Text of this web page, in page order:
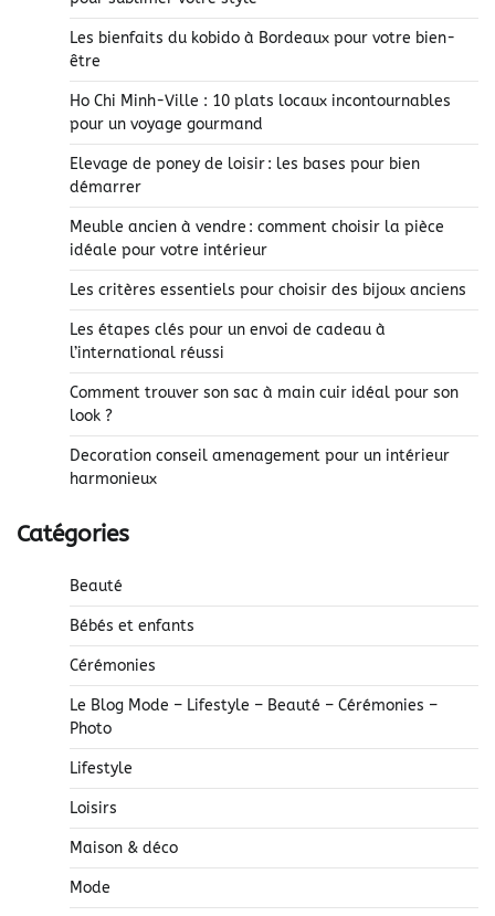
Les bienfaits du kobido à Bordeaux pour votre bien-
être
Ho Chi Minh-Ville : 10 plats locaux incontournables
pour un voyage gourmand
Elevage de poney de loisir : les bases pour bien
démarrer
Meuble ancien à vendre : comment choisir la pièce
idéale pour votre intérieur
Les critères essentiels pour choisir des bijoux anciens
Les étapes clés pour un envoi de cadeau à
l’international réussi
Comment trouver son sac à main cuir idéal pour son
look ?
Decoration conseil amenagement pour un intérieur
harmonieux
Catégories
Beauté
Bébés et enfants
Cérémonies
Le Blog Mode – Lifestyle – Beauté – Cérémonies –
Photo
Lifestyle
Loisirs
Maison & déco
Mode